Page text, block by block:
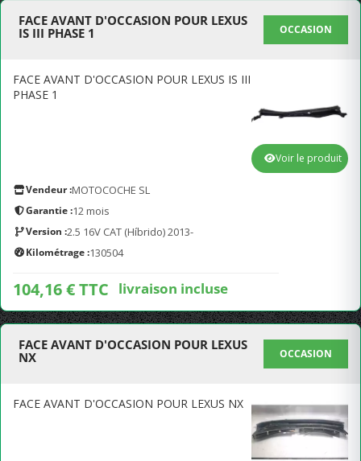
FACE AVANT D'OCCASION POUR LEXUS
IS III PHASE 1
OCCASION
FACE AVANT D'OCCASION POUR LEXUS IS III
PHASE 1
Vendeur :MOTOCOCHE SL
Garantie :12 mois
Version :2.5 16V CAT (Híbrido) 2013-
Kilométrage :130504
104,16 € TTC livraison incluse
Voir le produit
FACE AVANT D'OCCASION POUR LEXUS
NX
OCCASION
FACE AVANT D'OCCASION POUR LEXUS NX